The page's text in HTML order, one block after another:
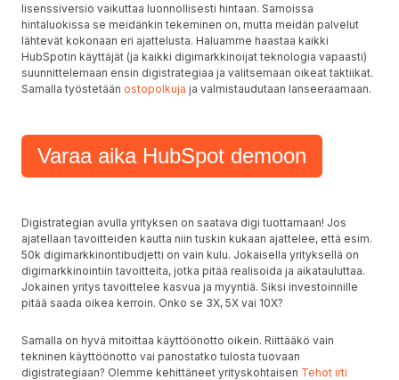
lisenssiversio vaikuttaa luonnollisesti hintaan. Samoissa
hintaluokissa se meidänkin tekeminen on, mutta meidän palvelut
lähtevät kokonaan eri ajattelusta. Haluamme haastaa kaikki
HubSpotin käyttäjät (ja kaikki digimarkkinoijat teknologia vapaasti)
suunnittelemaan ensin digistrategiaa ja valitsemaan oikeat taktiikat.
Samalla työstetään ostopolkuja ja valmistaudutaan lanseeraamaan.
Varaa aika HubSpot demoon
Digistrategian avulla yrityksen on saatava digi tuottamaan! Jos
ajatellaan tavoitteiden kautta niin tuskin kukaan ajattelee, että esim.
50k digimarkkinontibudjetti on vain kulu. Jokaisella yrityksellä on
digimarkkinointiin tavoitteita, jotka pitää realisoida ja aikatauluttaa.
Jokainen yritys tavoittelee kasvua ja myyntiä. Siksi investoinnille
pitää saada oikea kerroin. Onko se 3X, 5X vai 10X?
Samalla on hyvä mitoittaa käyttöönotto oikein. Riittääkö vain
tekninen käyttöönotto vai panostatko tulosta tuovaan
digistrategiaan? Olemme kehittäneet yrityskohtaisen Tehot irti